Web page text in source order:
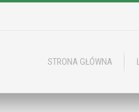
STRONA GŁÓWNA